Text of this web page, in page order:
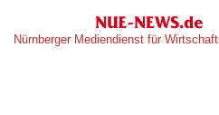
Zum
Nürnberger Mediendienst für